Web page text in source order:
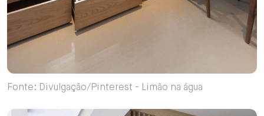
Fonte: Divulgação/Pinterest - Limão na água